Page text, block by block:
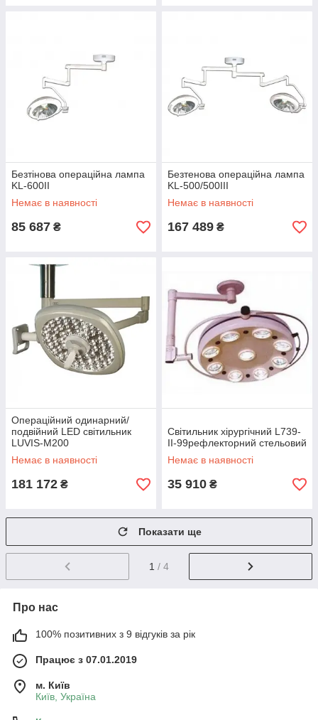
Безтінова операційна лампа
KL-600II
Немає в наявності
85 687 ₴
Безтенова операційна лампа
KL-500/500III
Немає в наявності
167 489 ₴
Операційний одинарний/
подвійний LED світильник
LUVIS-M200
Немає в наявності
181 172 ₴
Світильник хірургічний L739-
II-99рефлекторний стельовий
Немає в наявності
35 910 ₴
Показати ще
1 / 4
Про нас
100% позитивних з 9 відгуків за рік
Працює з 07.01.2019
м. Київ
Київ, Україна